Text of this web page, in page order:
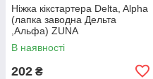
Ніжка кікстартера Delta, Alpha
(лапка заводна Дельта
,Альфа) ZUNA
В наявності
202 ₴